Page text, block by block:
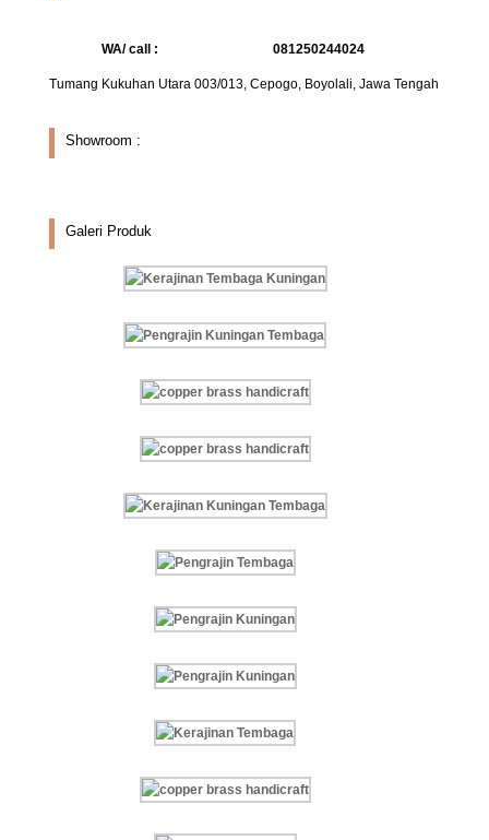
WA/ call : 081250244024
Tumang Kukuhan Utara 003/013, Cepogo, Boyolali, Jawa Tengah
Showroom :
Galeri Produk